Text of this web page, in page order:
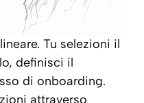
Tu selezioni il
definisci il
di onboarding.
attraverso